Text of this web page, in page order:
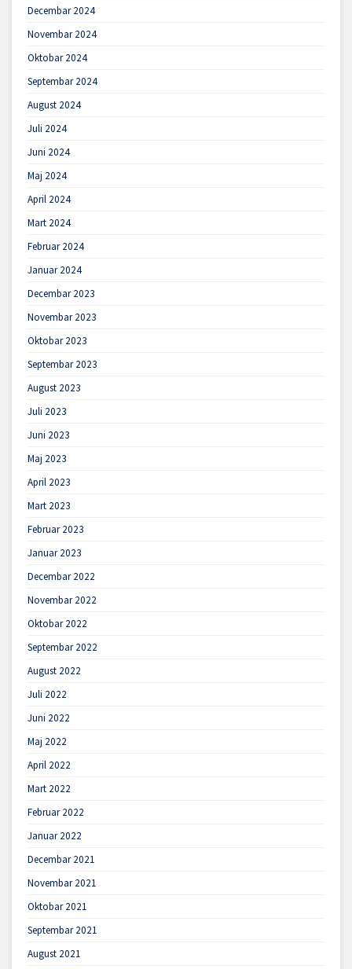
Decembar 2024
Novembar 2024
Oktobar 2024
Septembar 2024
August 2024
Juli 2024
Juni 2024
Maj 2024
April 2024
Mart 2024
Februar 2024
Januar 2024
Decembar 2023
Novembar 2023
Oktobar 2023
Septembar 2023
August 2023
Juli 2023
Juni 2023
Maj 2023
April 2023
Mart 2023
Februar 2023
Januar 2023
Decembar 2022
Novembar 2022
Oktobar 2022
Septembar 2022
August 2022
Juli 2022
Juni 2022
Maj 2022
April 2022
Mart 2022
Februar 2022
Januar 2022
Decembar 2021
Novembar 2021
Oktobar 2021
Septembar 2021
August 2021